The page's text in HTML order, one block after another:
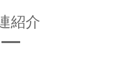
形成」のサポートをしてまいります。
紹介